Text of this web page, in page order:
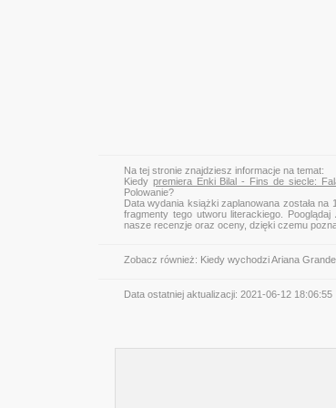
Na tej stronie znajdziesz informacje na temat:
Kiedy premiera Enki Bilal - Fins de siecle:
Polowanie?
Data wydania książki zaplanowana została na
fragmenty tego utworu literackiego. Pooglądaj
nasze recenzje oraz oceny, dzięki czemu
Zobacz również: Kiedy wychodzi Ariana
Data ostatniej aktualizacji: 2021-06-12 18:06:55